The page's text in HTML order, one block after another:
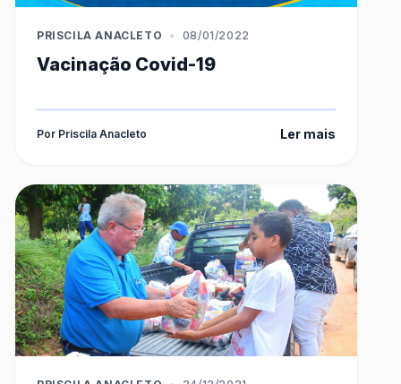
PRISCILA ANACLETO • 08/01/2022
Vacinação Covid-19
Por Priscila Anacleto Ler mais